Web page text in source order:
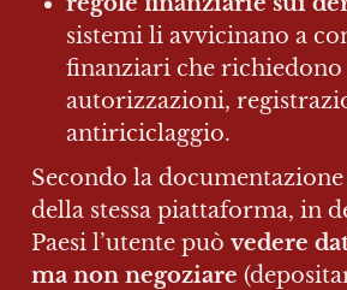
sistemi li avvicinano a
finanziari che richiedono
autorizzazioni,
antiriciclaggio.
Secondo la
della stessa piattaforma, in
Paesi l’utente può vedere
ma non negoziare